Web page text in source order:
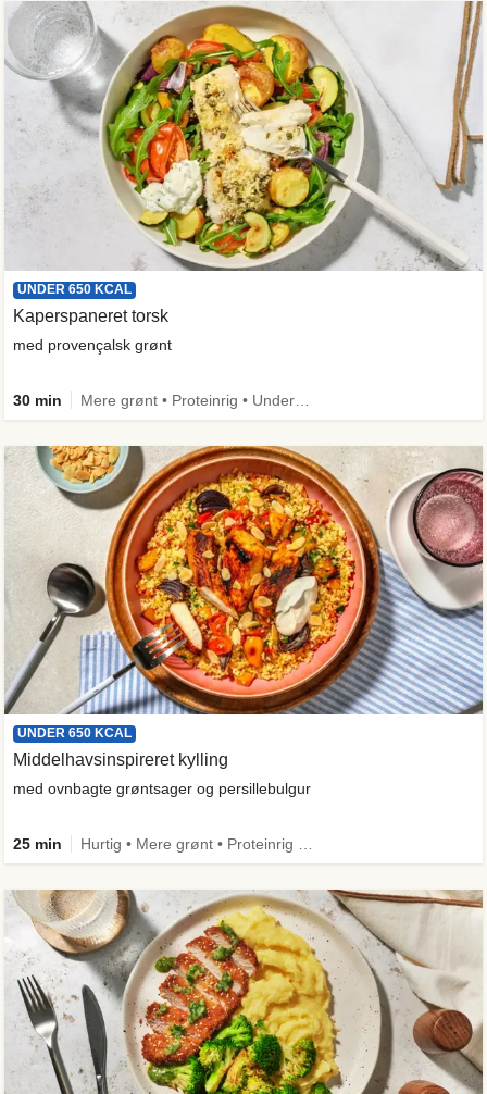
UNDER 650 KCAL
Kaperspaneret torsk
med provençalsk grønt
30 min
UNDER 650 KCAL
Middelhavsinspireret kylling
med ovnbagte grøntsager og persillebulgur
25 min